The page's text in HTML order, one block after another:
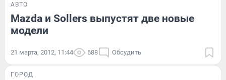
АВТО
Mazda и Sollers выпустят две новые
модели
21 марта, 2012, 11:44 688 Обсудить
ГОРОД